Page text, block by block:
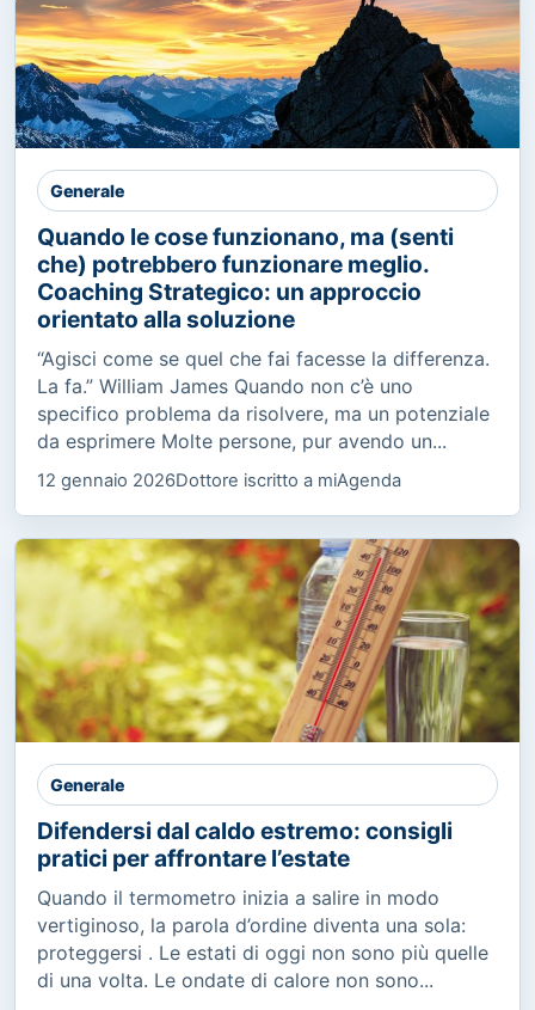
Generale
Quando le cose funzionano, ma (senti
che) potrebbero funzionare meglio.
Coaching Strategico: un approccio
orientato alla soluzione
“Agisci come se quel che fai facesse la differenza.
La fa.” William James Quando non c’è uno
specifico problema da risolvere, ma un potenziale
da esprimere Molte persone, pur avendo un...
12 gennaio 2026Dottore iscritto a miAgenda
Generale
Difendersi dal caldo estremo: consigli
pratici per affrontare l’estate
Quando il termometro inizia a salire in modo
vertiginoso, la parola d’ordine diventa una sola:
proteggersi . Le estati di oggi non sono più quelle
di una volta. Le ondate di calore non sono...